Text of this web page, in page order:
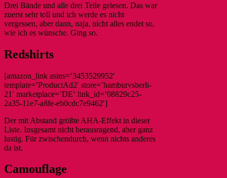
Drei Bände und alle drei Teile gelesen. Das war
zuerst sehr toll und ich werde es nicht
vergessen, aber dann, naja, nicht alles endet so,
wie ich es wünsche. Ging so.
Redshirts
[amazon_link asins=’3453529952′
template=’ProductAd2′ store=’hamburvsberli-
21′ marketplace=’DE‘ link_id=’08829c25-
2a35-11e7-a8fe-eb0cdc7e9462′]
Der mit Abstand größte AHA-Effekt in dieser
Liste. Insgesamt nicht herausragend, aber ganz
lustig. Für zwischendurch, wenn nichts anderes
da ist.
Camouflage